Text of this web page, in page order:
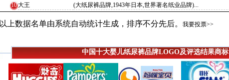
10大王 (大纸尿裤品牌,1943年日本,世界著名纸业品牌)...
以上数据名单由系统自动统计生成，排序不分先后。 我要投票>>
中国十大婴儿纸尿裤品牌LOGO及评选结果商标